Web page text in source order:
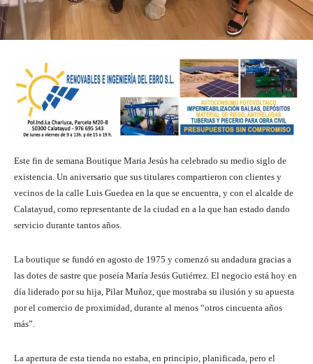
Este fin de semana Boutique Maria Jesús ha celebrado su medio siglo de
existencia. Un aniversario que sus titulares compartieron con clientes y
vecinos de la calle Luis Guedea en la que se encuentra, y con el alcalde de
Calatayud, como representante de la ciudad en a la que han estado dando
servicio durante tantos años.
La boutique se fundó en agosto de 1975 y comenzó su andadura gracias a
las dotes de sastre que poseía María Jesús Gutiérrez. El negocio está hoy en
día liderado por su hija, Pilar Muñoz, que mostraba su ilusión y su apuesta
por el comercio de proximidad, durante al menos “otros cincuenta años
más”.
La apertura de esta tienda no estaba, en principio, planificada, pero el